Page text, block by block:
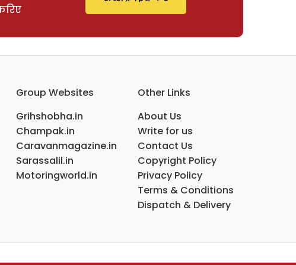
Group Websites
Grihshobha.in
Champak.in
Caravanmagazine.in
Sarassalil.in
Motoringworld.in
Other Links
About Us
Write for us
Contact Us
Copyright Policy
Privacy Policy
Terms & Conditions
Dispatch & Delivery